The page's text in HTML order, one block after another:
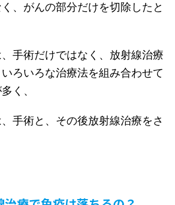
、がんの部分だけを切除したと
手術だけではなく、放射線治療
ろいろな治療法を組み合わせて
く、
手術と、その後放射線治療をさ